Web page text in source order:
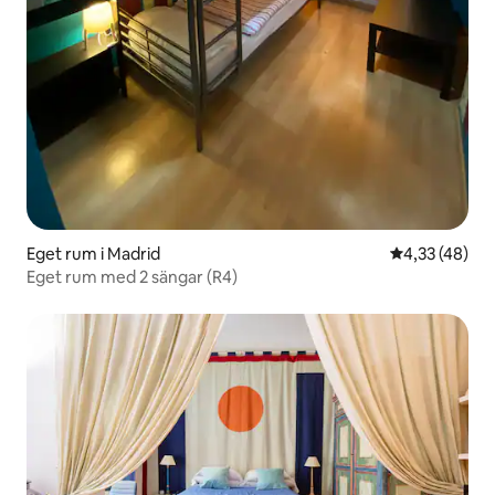
Eget rum i Madrid 4,33 av 5 i
4,33 (48)
Eget rum med 2 sängar (R4)